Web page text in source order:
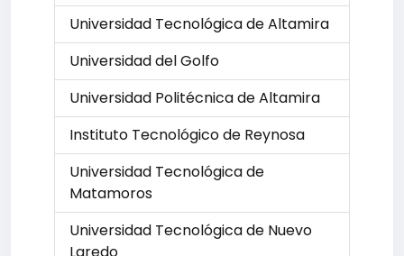
Universidad Tecnológica de Altamira
Universidad del Golfo
Universidad Politécnica de Altamira
Instituto Tecnológico de Reynosa
Universidad Tecnológica de
Matamoros
Universidad Tecnológica de Nuevo